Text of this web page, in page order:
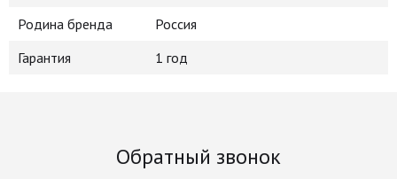
Родина бренда
Россия
Гарантия
1 год
Обратный звонок